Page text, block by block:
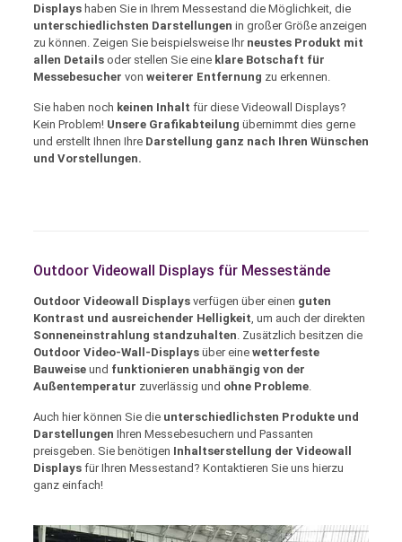
Displayshaben Sie in Ihrem Messestand die Möglichkeit, die
unterschiedlichsten Darstellungen in großer Größe anzeigen
zu können. Zeigen Sie beispielsweise Ihr neustes Produkt mit
allen Detailsoder stellen Sie eine klare Botschaft für
Messebesucher von weiterer Entfernung zu erkennen.
Sie haben noch keinen Inhalt für diese Videowall Displays?
Kein Problem! Unsere Grafikabteilung übernimmt dies gerne
und erstellt Ihnen Ihre Darstellung ganz nach Ihren Wünschen
und Vorstellungen.
Outdoor Videowall Displays für Messestände
Outdoor Videowall Displaysverfügen über einen guten
Kontrast und ausreichender Helligkeit , um auch der direkten
Sonneneinstrahlung standzuhalten . Zusätzlich besitzen die
Outdoor Video-Wall-Displaysüber eine wetterfeste
Bauweiseund funktionieren unabhängig von der
Außentemperatur zuverlässig und ohne Probleme.
Auch hier können Sie die unterschiedlichsten Produkte und
Darstellungen Ihren Messebesuchern und Passanten
preisgeben. Sie benötigen Inhaltserstellung der Videowall
Displaysfür Ihren Messestand? Kontaktieren Sie uns hierzu
ganz einfach!